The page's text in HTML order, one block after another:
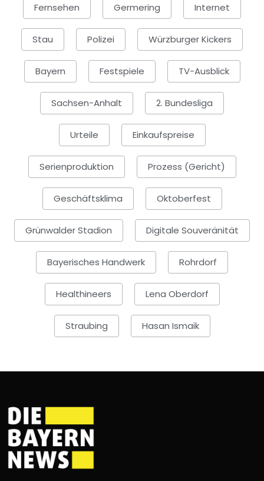
Fernsehen Germering Internet
Stau Polizei Würzburger Kickers
Bayern Festspiele TV-Ausblick
Sachsen-Anhalt 2. Bundesliga
Urteile Einkaufspreise
Serienproduktion Prozess (Gericht)
Geschäftsklima Oktoberfest
Grünwalder Stadion Digitale Souveränität
Bayerisches Handwerk Rohrdorf
Healthineers Lena Oberdorf
Straubing Hasan Ismaik